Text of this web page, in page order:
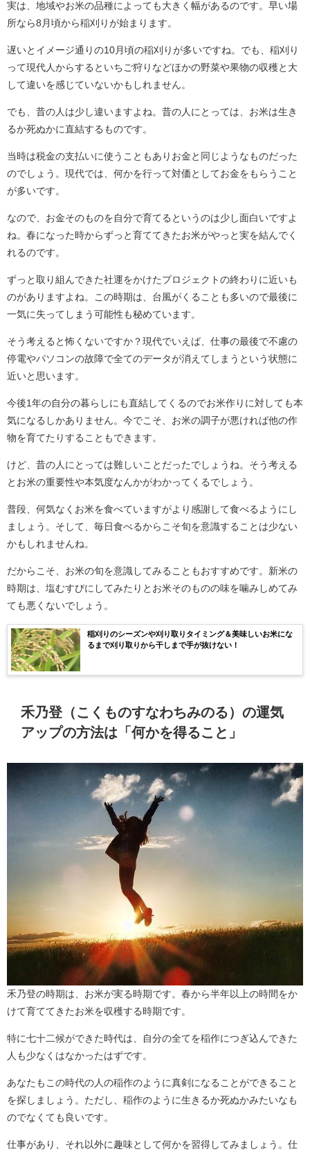
実は、地域やお米の品種によっても大きく幅があるのです。早い場
所なら8月頃から稲刈りが始まります。
遅いとイメージ通りの10月頃の稲刈りが多いですね。でも、稲刈り
って現代人からするといちご狩りなどほかの野菜や果物の収穫と大
して違いを感じていないかもしれません。
でも、昔の人は少し違いますよね。昔の人にとっては、お米は生き
るか死ぬかに直結するものです。
当時は税金の支払いに使うこともありお金と同じようなものだった
のでしょう。現代では、何かを行って対価としてお金をもらうこと
が多いです。
なので、お金そのものを自分で育てるというのは少し面白いですよ
ね。春になった時からずっと育ててきたお米がやっと実を結んでく
れるのです。
ずっと取り組んできた社運をかけたプロジェクトの終わりに近いも
のがありますよね。この時期は、台風がくることも多いので最後に
一気に失ってしまう可能性も秘めています。
そう考えると怖くないですか？現代でいえば、仕事の最後で不慮の
停電やパソコンの故障で全てのデータが消えてしまうという状態に
近いと思います。
今後1年の自分の暮らしにも直結してくるのでお米作りに対しても本
気になるしかありません。今でこそ、お米の調子が悪ければ他の作
物を育てたりすることもできます。
けど、昔の人にとっては難しいことだったでしょうね。そう考える
とお米の重要性や本気度なんかがわかってくるでしょう。
普段、何気なくお米を食べていますがより感謝して食べるようにし
ましょう。そして、毎日食べるからこそ旬を意識することは少ない
かもしれませんね。
だからこそ、お米の旬を意識してみることもおすすめです。新米の
時期は、塩むすびにしてみたりとお米そのものの味を噛みしめてみ
ても悪くないでしょう。
稲刈りのシーズンや刈り取りタイミング＆美味しいお米にな
るまで刈り取りから干しまで手が抜けない！
禾乃登（こくものすなわちみのる）の運気
アップの方法は「何かを得ること」
禾乃登の時期は、お米が実る時期です。春から半年以上の時間をか
けて育ててきたお米を収穫する時期です。
特に七十二候ができた時代は、自分の全てを稲作につぎ込んできた
人も少なくはなかったはずです。
あなたもこの時代の人の稲作のように真剣になることができること
を探しましょう。ただし、稲作のように生きるか死ぬかみたいなも
のでなくても良いです。
仕事があり、それ以外に趣味として何かを習得してみましょう。仕